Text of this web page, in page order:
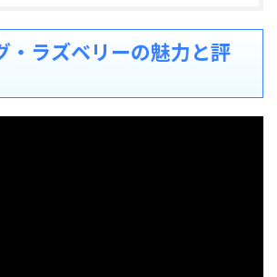
・ラズベリーの魅力と評